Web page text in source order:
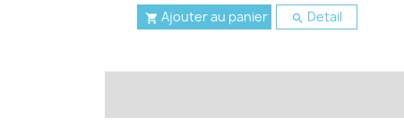
 Ajouter au panier  Detail